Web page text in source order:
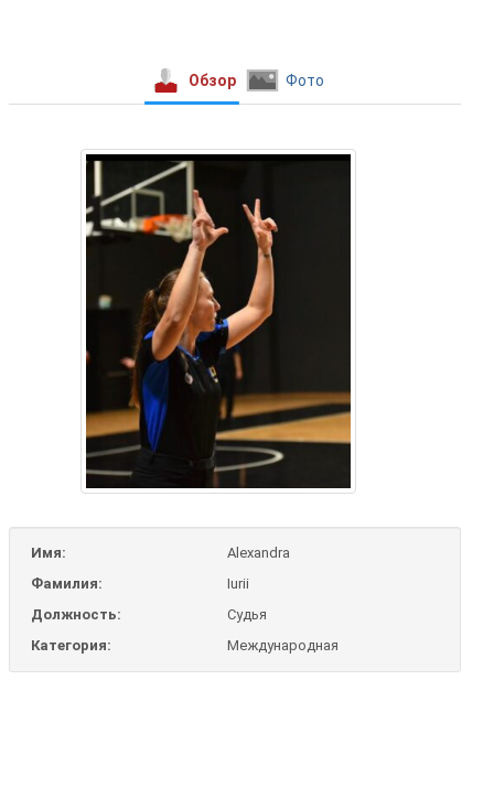
Обзор Фото
Имя:
Alexandra
Фамилия:
Iurii
Должность:
Судья
Категория:
Международная